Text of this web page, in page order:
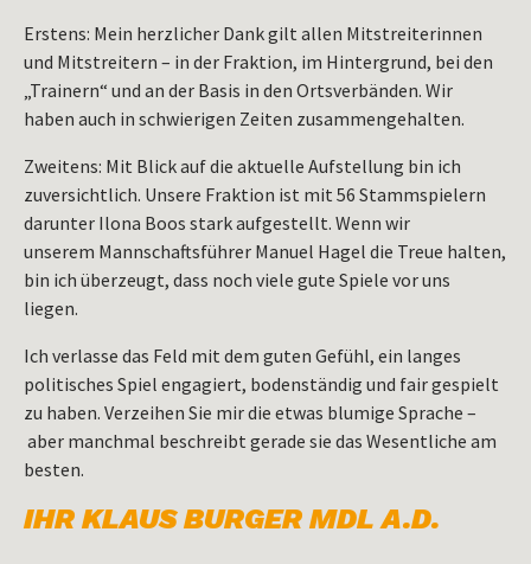
Erstens: Mein herzlicher Dank gilt allen Mitstreiterinnen
und Mitstreitern – in der Fraktion, im Hintergrund, bei den
„Trainern“ und an der Basis in den Ortsverbänden. Wir
haben auch in schwierigen Zeiten zusammengehalten.
Zweitens: Mit Blick auf die aktuelle Aufstellung bin ich
zuversichtlich. Unsere Fraktion ist mit 56 Stammspielern
darunter Ilona Boos stark aufgestellt. Wenn wir
unserem Mannschaftsführer Manuel Hagel die Treue halten,
bin ich überzeugt, dass noch viele gute Spiele vor uns
liegen.
Ich verlasse das Feld mit dem guten Gefühl, ein langes
politisches Spiel engagiert, bodenständig und fair gespielt
zu haben. Verzeihen Sie mir die etwas blumige Sprache –
aber manchmal beschreibt gerade sie das Wesentliche am
besten.
IHR KLAUS BURGER MDL A.D.